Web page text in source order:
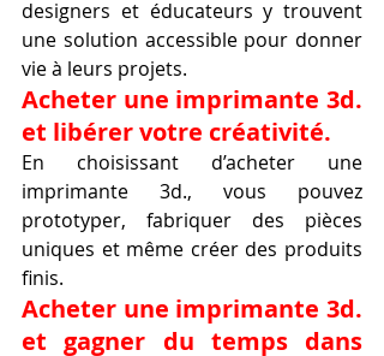
designers et éducateurs y trouvent
une solution accessible pour donner
vie à leurs projets.
Acheter une imprimante 3d.
et libérer votre créativité.
En choisissant d’acheter une
imprimante 3d., vous pouvez
prototyper, fabriquer des pièces
uniques et même créer des produits
finis.
Acheter une imprimante 3d.
et gagner du temps dans